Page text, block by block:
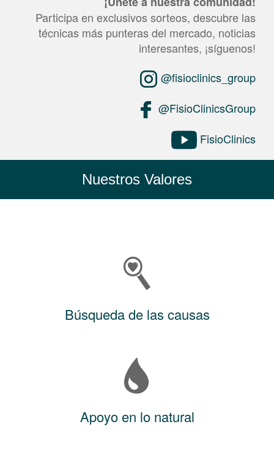
Participa en exclusivos sorteos, descubre las
técnicas más punteras del mercado, noticias
interesantes, ¡síguenos!
@fisioclinics_group
@FisioClinicsGroup
FisioClinics
Nuestros Valores
Búsqueda de las causas
Apoyo en lo natural